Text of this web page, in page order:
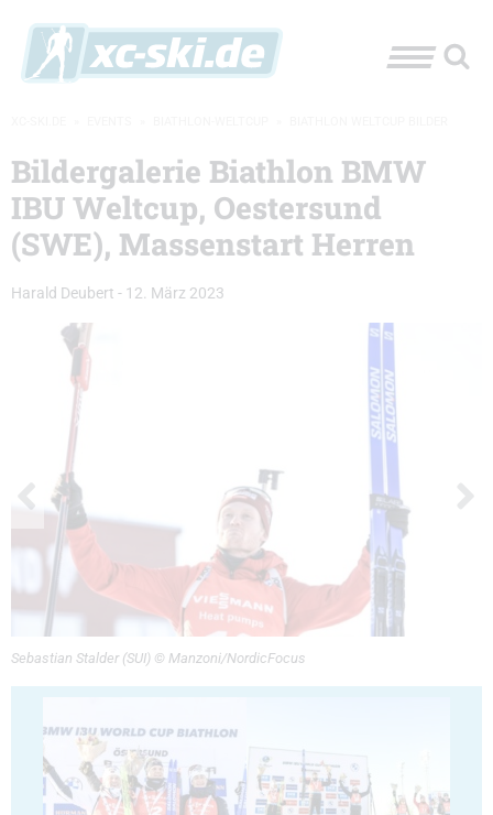
Bildergalerie Biathlon BMW
IBU Weltcup, Oestersund
(SWE), Massenstart Herren
Harald Deubert - 12. März 2023
Sebastian Stalder (SUI) © Manzoni/NordicFocus